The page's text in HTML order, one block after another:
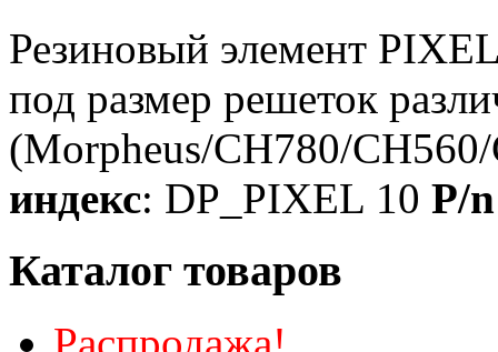
Резиновый элемент
под размер решеток
(Morpheus/CH780/
индекс: DP_PIXEL 10 P/n
Каталог товаров
Распродажа!